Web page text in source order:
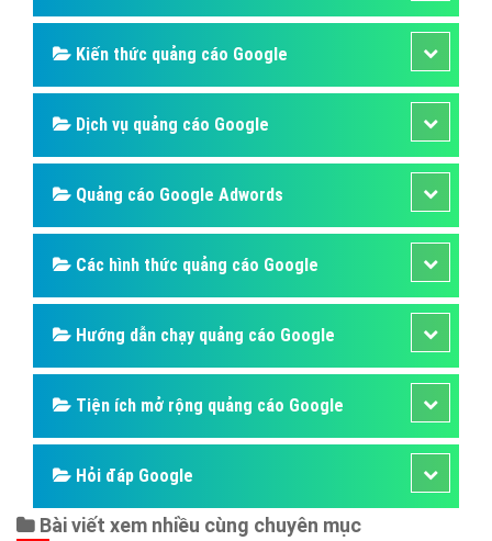
Kiến thức quảng cáo Google
Dịch vụ quảng cáo Google
Quảng cáo Google Adwords
Các hình thức quảng cáo Google
Hướng dẫn chạy quảng cáo Google
Tiện ích mở rộng quảng cáo Google
Hỏi đáp Google
Bài viết xem nhiều cùng chuyên mục